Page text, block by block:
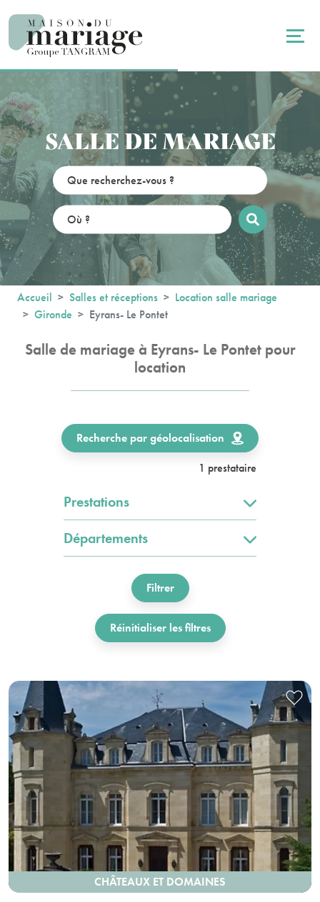
SALLE DE MARIAGE
Accueil Salles et réceptions
Location salle mariage
Gironde
Eyrans- Le Pontet
Salle de mariage à Eyrans- Le Pontet pour
location
Recherche par géolocalisation
1 prestataire
Prestations
Départements
Filtrer
Réinitialiser les filtres
CHÂTEAUX ET DOMAINES